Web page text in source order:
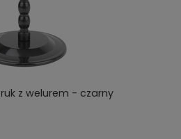
z welurem - czarny